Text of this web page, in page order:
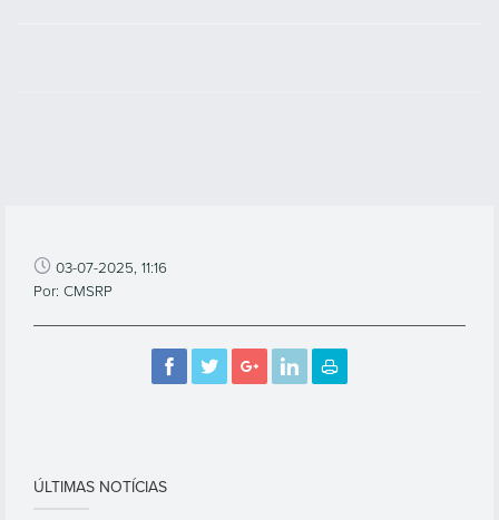
03-07-2025, 11:16
Por: CMSRP
ÚLTIMAS NOTÍCIAS